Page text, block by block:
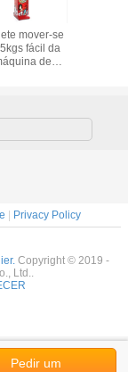
mover-se
fácil da
de
jogo
4 da
Pedir um
| Privacy Policy
Copyright © 2019 -
Ltd..